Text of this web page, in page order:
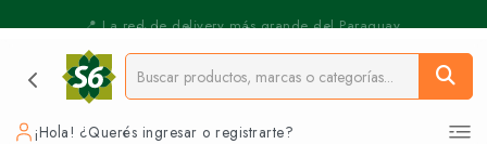
📍 La red de delivery más grande del Paraguay.
⚡️ Pickup Express - Retirás en 30 min.
¡Hola! ¿Querés ingresar o registrarte?